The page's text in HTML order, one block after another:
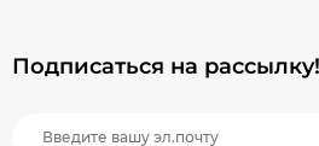
Подписаться на рассылкy!